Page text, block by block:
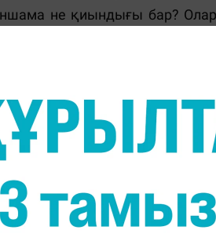
не қиындығы бар?
ғой. Оларға
- деген ой келді. Осы
да, осылай менде идея
тәжірибиең жоқ қой, не
Кейін досыма қоңырау
берсем, көңілім қалып,
бос тұрған
ЖШС-тің құжаттарын
жұмыс бастап кеттім.